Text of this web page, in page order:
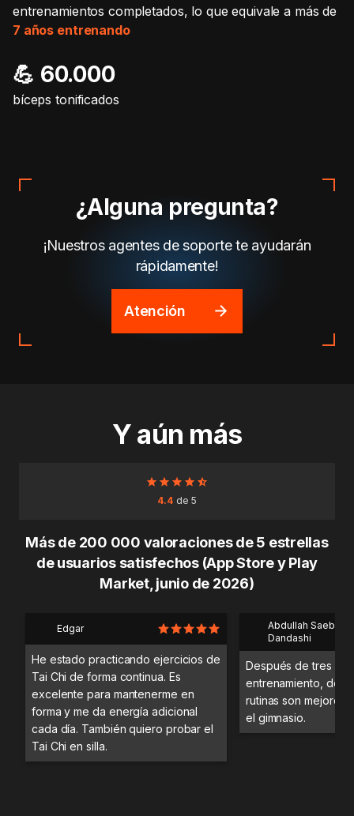
entrenamientos completados, lo que equivale a más de
7 años entrenando
💪 60.000
bíceps tonificados
¿Alguna pregunta?
¡Nuestros agentes de soporte te ayudarán
rápidamente!
Atención
Y aún más
4.4 de 5
Más de 200 000 valoraciones de 5 estrellas
de usuarios satisfechos (App Store y Play
Market, junio de 2026)
Edgar
He estado practicando ejercicios de
Tai Chi de forma continua. Es
excelente para mantenerme en
forma y me da energía adicional
cada día. También quiero probar el
Tai Chi en silla.
Abdullah Saeb Al
Dandashi
Después de tres
entrenamiento,
rutinas son mejores
el gimnasio.